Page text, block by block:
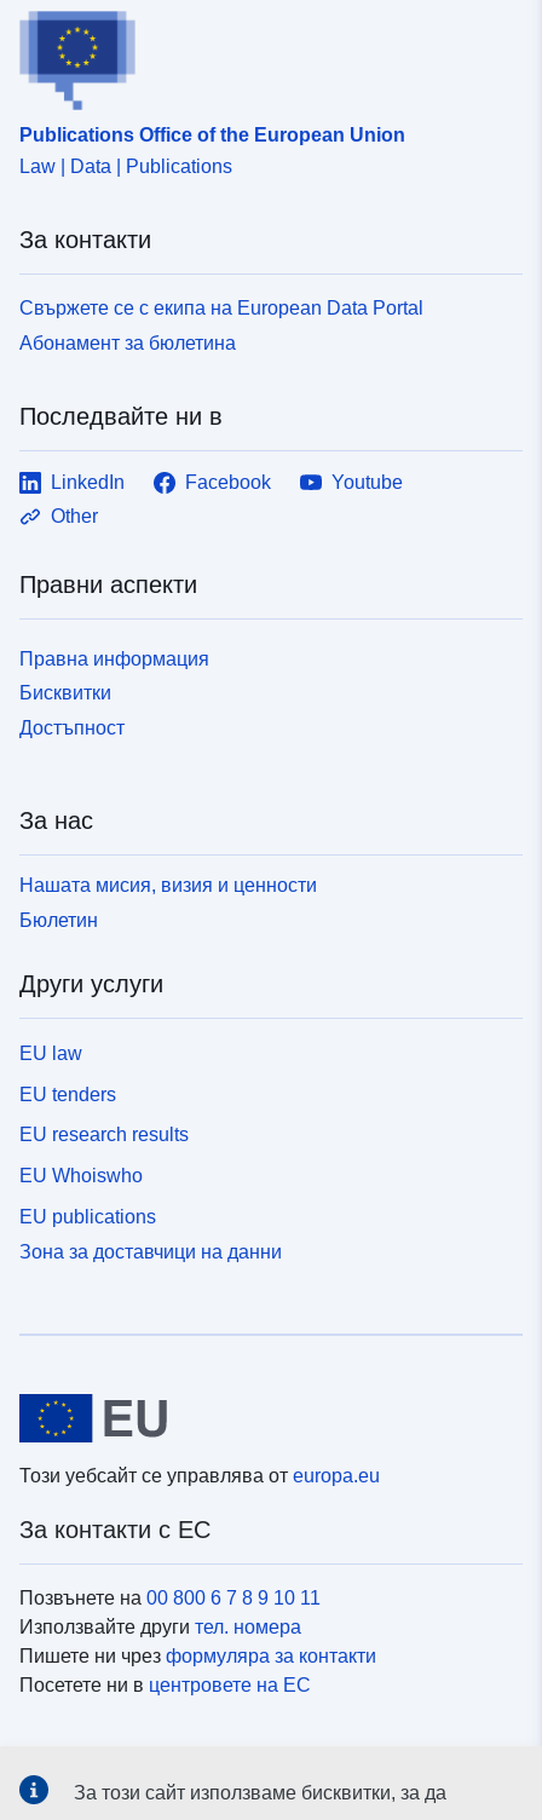
Publications Office of the European Union
Law | Data | Publications
За контакти
Свържете се с екипа на European Data Portal
Абонамент за бюлетина
Последвайте ни в
LinkedIn Facebook
Youtube
Other
Правни аспекти
Правна информация
Бисквитки
Достъпност
За нас
Нашата мисия, визия и ценности
Бюлетин
Други услуги
EU law
EU tenders
EU research results
EU Whoiswho
EU publications
Зона за доставчици на данни
Този уебсайт се управлява от europa.eu
За контакти с ЕС
Позвънете на 00 800 6 7 8 9 10 11
Използвайте други тел. номера
Пишете ни чрез формуляра за контакти
Посетете ни в центровете на ЕС
За този сайт използваме бисквитки, за да